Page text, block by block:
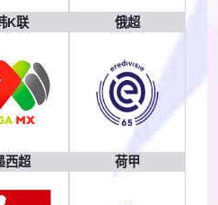
K联 俄超
西超 荷甲